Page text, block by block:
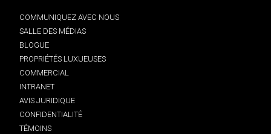
COMMUNIQUEZ AVEC NOUS
SALLE DES MÉDIAS
BLOGUE
PROPRIÉTÉS LUXUEUSES
COMMERCIAL
INTRANET
AVIS JURIDIQUE
CONFIDENTIALITÉ
TÉMOINS